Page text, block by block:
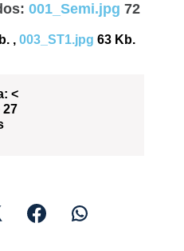
001_Semi.jpg 72
,003_ST1.jpg 63 Kb.
<
27